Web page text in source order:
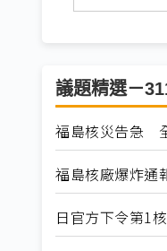
議題精選－
福島核災告急
福島核廠爆炸
日官方下令第1